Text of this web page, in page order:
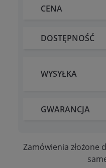
CENA
DOSTĘPNOŚĆ
WYSYŁKA
GWARANCJA
Zamówienia złożone